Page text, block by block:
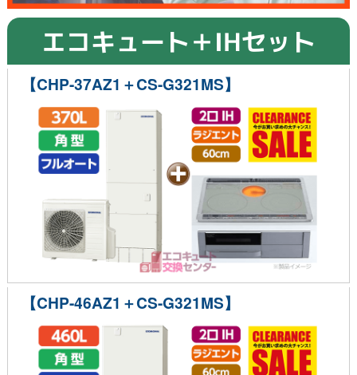
エコキュート＋IHセット
【CHP-37AZ1＋CS-G321MS】
【CHP-46AZ1＋CS-G321MS】